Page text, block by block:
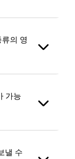
의 영
가능
낼 수